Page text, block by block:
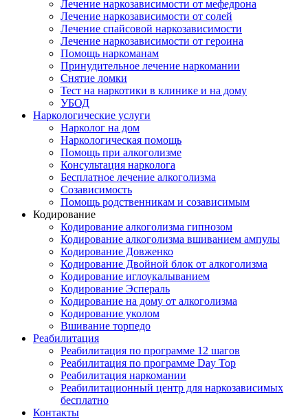
Лечение наркозависимости от мефедрона
Лечение наркозависимости от солей
Лечение спайсовой наркозависимости
Лечение наркозависимости от героина
Помощь наркоманам
Принудительное лечение наркомании
Снятие ломки
Тест на наркотики в клинике и на дому
УБОД
Наркологические услуги
Нарколог на дом
Наркологическая помощь
Помощь при алкоголизме
Консультация нарколога
Бесплатное лечение алкоголизма
Созависимость
Помощь родственникам и созависимым
Кодирование
Кодирование алкоголизма гипнозом
Кодирование алкоголизма вшиванием ампулы
Кодирование Довженко
Кодирование Двойной блок от алкоголизма
Кодирование иглоукалыванием
Кодирование Эспераль
Кодирование на дому от алкоголизма
Кодирование уколом
Вшивание торпедо
Реабилитация
Реабилитация по программе 12 шагов
Реабилитация по программе Day Top
Реабилитация наркомании
Реабилитационный центр для наркозависимых
бесплатно
Контакты